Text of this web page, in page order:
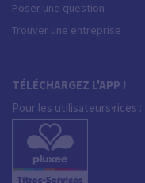
Poser une question
Trouver une entreprise
TÉLÉCHARGEZ L'APP !
Pour les utilisateurs·rices :